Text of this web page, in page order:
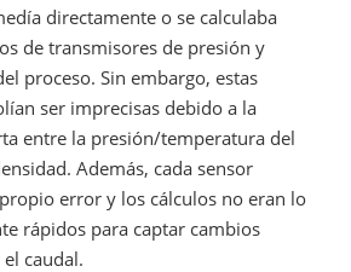
directamente o se calculaba
de transmisores de presión y
proceso. Sin embargo, estas
ser imprecisas debido a la
entre la presión/temperatura del
Además, cada sensor
error y los cálculos no eran lo
rápidos para captar cambios
caudal.